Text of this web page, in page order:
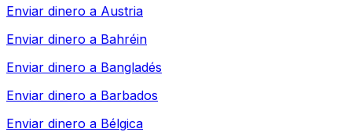
Enviar dinero a Austria
Enviar dinero a Bahréin
Enviar dinero a Bangladés
Enviar dinero a Barbados
Enviar dinero a Bélgica